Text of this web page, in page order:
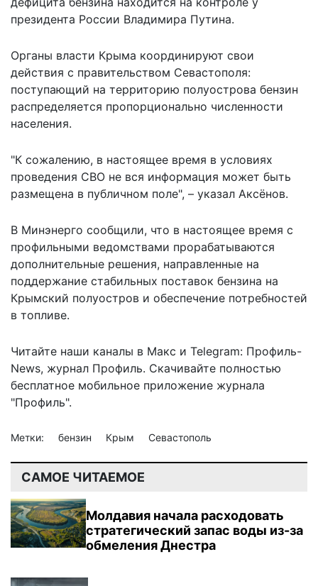
президента России Владимира Путина.
Органы власти Крыма координируют свои
действия с правительством Севастополя:
поступающий на территорию полуострова бензин
распределяется пропорционально численности
населения.
"К сожалению, в настоящее время в условиях
проведения СВО не вся информация может быть
размещена в публичном поле", – указал Аксёнов.
В Минэнерго сообщили, что в настоящее время с
профильными ведомствами прорабатываются
дополнительные решения, направленные на
поддержание стабильных поставок бензина на
Крымский полуостров и обеспечение потребностей
в топливе.
Читайте наши каналы в Макс и Telegram: Профиль-
News, журнал Профиль. Скачивайте полностью
бесплатное мобильное приложение журнала
"Профиль".
Метки: бензин Крым Севастополь
САМОЕ ЧИТАЕМОЕ
Молдавия начала расходовать
стратегический запас воды из-за
обмеления Днестра